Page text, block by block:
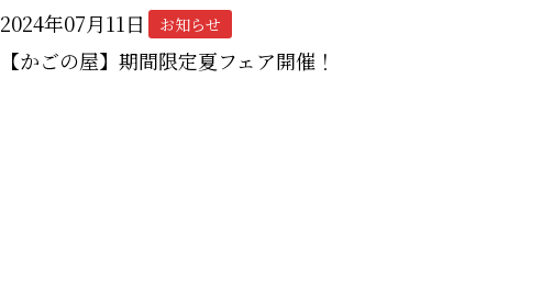
2024年07月11日 お知らせ
【かごの屋】期間限定夏フェア開催！